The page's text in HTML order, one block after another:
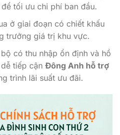
tối ưu chi phí ban đầu.
ở giai đoạn có chiết khấu
trưởng giá trị khu vực.
có thu nhập ổn định và hồ
tiếp cận Đông Anh hỗ trợ
trình lãi suất ưu đãi.